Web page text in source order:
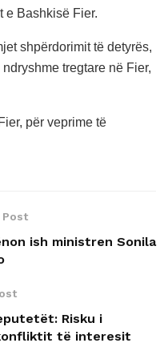
e Bashkisë Fier.
shpërdorimit të detyrës,
tregtare në Fier,
për veprime të
Post
ish ministren Sonila
Risku i
të interesit